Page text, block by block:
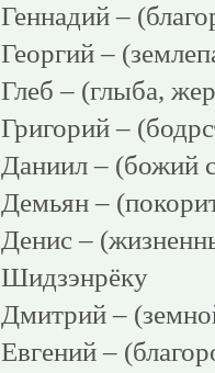
Геннадий –
Георгий –
Глеб – (глыба,
Григорий –
Даниил – (божий
Демьян –
Денис –
Шидзэнрёку
Дмитрий –
Евгений –